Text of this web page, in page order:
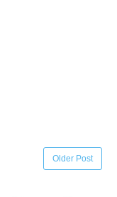
Older Post